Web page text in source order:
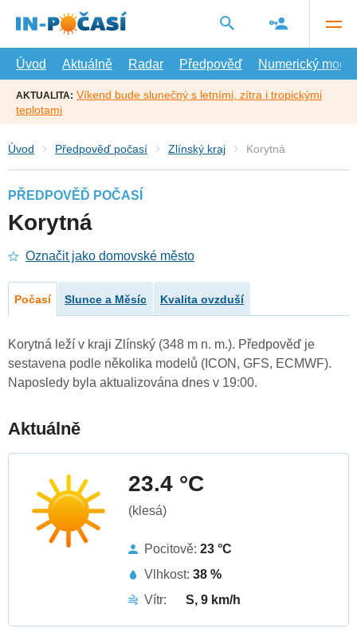
hlavní
Úvod
Aktuálně Radar Předpověď Numerický model
AKTUALITA: Víkend bude slunečný s letními, zítra i tropickými
teplotami
Úvod Předpověď počasí Zlínský kraj Korytná
PŘEDPOVĚĎ POČASÍ
Korytná
Označit jako domovské město
Počasí Slunce a Měsíc Kvalita ovzduší
Korytná leží v kraji Zlínský (348 m n. m.). Předpověď je
sestavena podle několika modelů (ICON, GFS, ECMWF).
Naposledy byla aktualizována dnes v 19:00.
Aktuálně
23.4 °C
(klesá)
Pocitově: 23 °C
Vlhkost: 38 %
Vítr:
S, 9 km/h